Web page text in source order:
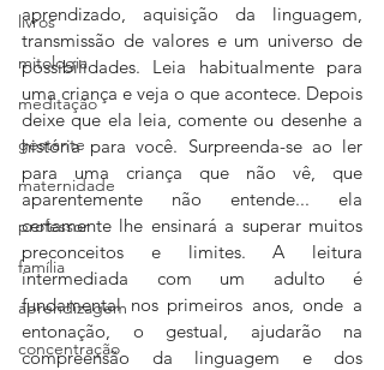
livros
mitologia
meditação
gestante
maternidade
professor
família
aprendizagem
concentração
aprendizado, aquisição da linguagem,
transmissão de valores e um universo de
possibilidades. Leia habitualmente para
uma criança e veja o que acontece. Depois
deixe que ela leia, comente ou desenhe a
história para você. Surpreenda-se ao ler
para uma criança que não vê, que
aparentemente não entende... ela
certamente lhe ensinará a superar muitos
preconceitos e limites. A leitura
intermediada com um adulto é
fundamental nos primeiros anos, onde a
entonação, o gestual, ajudarão na
compreensão da linguagem e dos